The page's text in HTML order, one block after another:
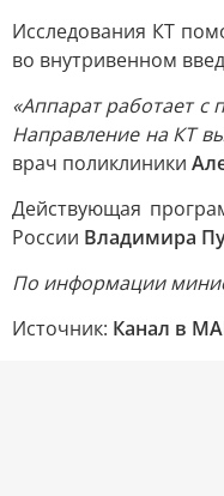
Исследования КТ
во внутривенном
«Аппарат работает с
Направление на КТ
врач поликлиники
Действующая
России Владимира
По информации
Источник: Канал в